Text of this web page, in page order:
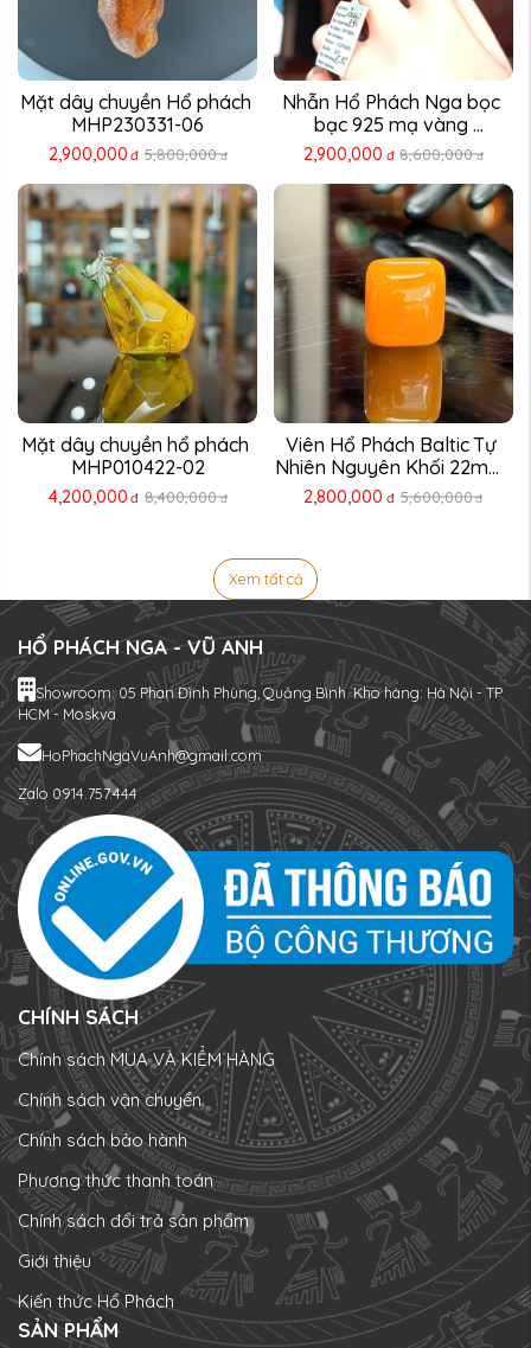
Mặt dây chuyền Hổ phách
MHP230331-06
2,900,000 đ 5,800,000 đ
Nhẫn Hổ Phách Nga bọc
bạc 925 mạ vàng
NHP230311-12
2,900,000 đ 8,600,000 đ
Mặt dây chuyền hổ phách
MHP010422-02
4,200,000 đ 8,400,000 đ
Viên Hổ Phách Baltic Tự
Nhiên Nguyên Khối 22mm
...
2,800,000 đ 5,600,000 đ
Xem tất cả
HỔ PHÁCH NGA - VŨ ANH
Showroom: 05 Phan Đình Phùng, Quảng Bình. Kho hàng: Hà Nội - TP
HCM - Moskva
HoPhachNgaVuAnh@gmail.com
Zalo 0914.757.444
CHÍNH SÁCH
Chính sách MUA VÀ KIỂM HÀNG
Chính sách vận chuyển
Chính sách bảo hành
Phương thức thanh toán
Chính sách đổi trả sản phẩm
Giới thiệu
Kiến thức Hổ Phách
SẢN PHẨM